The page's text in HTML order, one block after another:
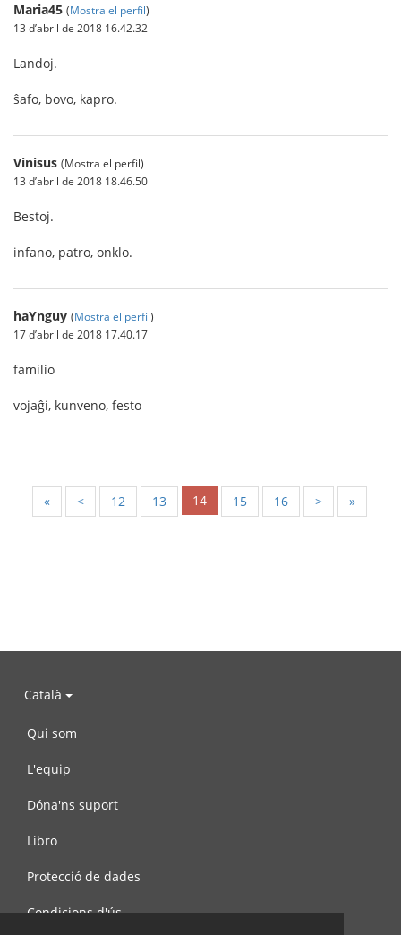
Maria45 (Mostra el perfil)
13 d’abril de 2018 16.42.32
Landoj.
ŝafo, bovo, kapro.
Vinisus (Mostra el perfil)
13 d’abril de 2018 18.46.50
Bestoj.
infano, patro, onklo.
haYnguy (Mostra el perfil)
17 d’abril de 2018 17.40.17
familio
vojaĝi, kunveno, festo
« < 12 13 14 15 16 > »
Català
Qui som
L'equip
Dóna'ns suport
Libro
Protecció de dades
Condicions d'ús